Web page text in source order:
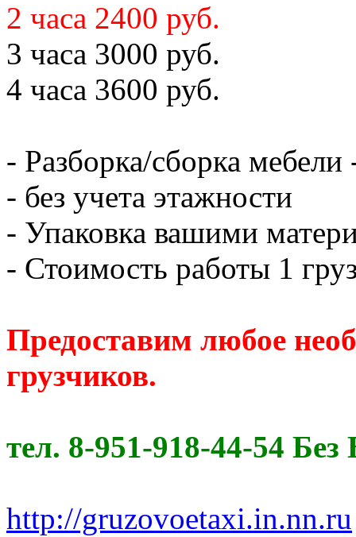
2 часа 2400 руб.
3 часа 3000 руб.
4 часа 3600 руб.
- Разборка/сборка мебели
- без учета этажности
- Упаковка вашими
- Стоимость работы 1
Предоставим любое
грузчиков.
тел. 8-951-918-44-54
http://gruzovoetaxi.in.nn.ru